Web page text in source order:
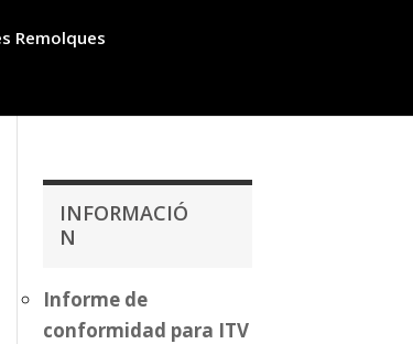
Remolques
INFORMACIÓ
N
Informe de
conformidad para ITV